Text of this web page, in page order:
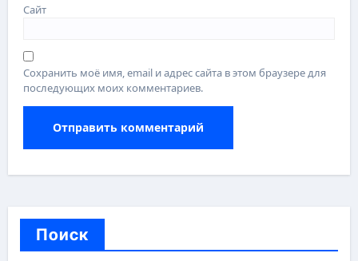
Сайт
Сохранить моё имя, email и адрес сайта в этом браузере для
последующих моих комментариев.
Поиск